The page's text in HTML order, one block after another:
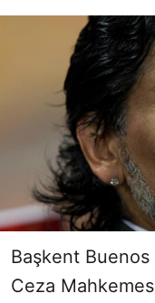
Başkent Buenos
Ceza